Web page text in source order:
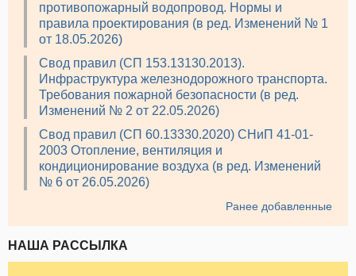
противопожарный водопровод. Нормы и
правила проектирования (в ред. Изменений № 1
от 18.05.2026)
Свод правил (СП 153.13130.2013).
Инфраструктура железнодорожного транспорта.
Требования пожарной безопасности (в ред.
Изменений № 2 от 22.05.2026)
Свод правил (СП 60.13330.2020) СНиП 41-01-
2003 Отопление, вентиляция и
кондиционирование воздуха (в ред. Изменений
№ 6 от 26.05.2026)
Ранее добавленные
НАША РАССЫЛКА